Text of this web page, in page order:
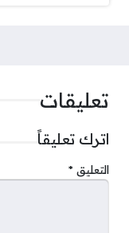
تعليقات
اترك تعليقاً
التعليق *